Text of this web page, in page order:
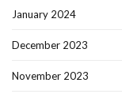
January 2024
December 2023
November 2023